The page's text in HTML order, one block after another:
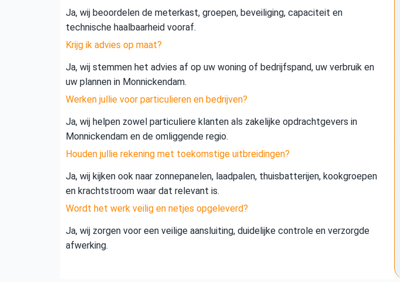
Ja, wij beoordelen de meterkast, groepen, beveiliging, capaciteit en
technische haalbaarheid vooraf.
Krijg ik advies op maat?
Ja, wij stemmen het advies af op uw woning of bedrijfspand, uw verbruik en
uw plannen in Monnickendam.
Werken jullie voor particulieren en bedrijven?
Ja, wij helpen zowel particuliere klanten als zakelijke opdrachtgevers in
Monnickendam en de omliggende regio.
Houden jullie rekening met toekomstige uitbreidingen?
Ja, wij kijken ook naar zonnepanelen, laadpalen, thuisbatterijen, kookgroepen
en krachtstroom waar dat relevant is.
Wordt het werk veilig en netjes opgeleverd?
Ja, wij zorgen voor een veilige aansluiting, duidelijke controle en verzorgde
afwerking.